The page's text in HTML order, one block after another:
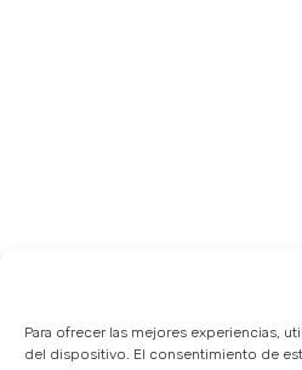
Para ofrecer las mejores experiencias,
del dispositivo. El consentimiento de